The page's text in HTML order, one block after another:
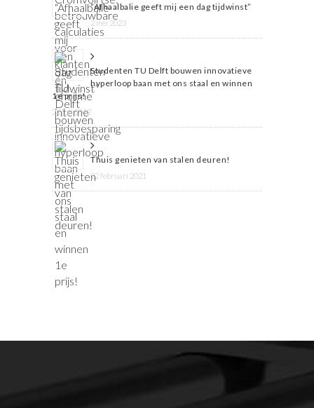
“Afhaalbalie geeft mij een dag tijdwinst”
2 mei 2023
Studenten TU Delft bouwen innovatieve
hyperloop baan met ons staal en winnen
1e prijs!
22 juli 2022
Thuis genieten van stalen deuren!
22 februari 2021